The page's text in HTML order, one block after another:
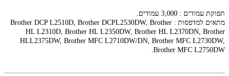
תפוקת עמודים : 3,000 עמודים.
מתאים למדפסות : Brother DCP L2510D, Brother DCPL2530DW, Brother
HL L2310D, Brother HL L2350DW, Brother HL L2370DN, Brother
HLL2375DW, Brother MFC L2710DW/DN, Brother MFC L2730DW,
Brother MFC L2750DW
.